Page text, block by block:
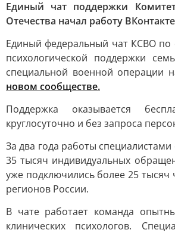
Единый чат поддержки
Отечества начал работу ВКонтакте
Единый федеральный чат КСВО по
психологической поддержки
специальной военной операции
новом сообществе.
Поддержка оказывается
круглосуточно и без запроса
За два года работы
35 тысяч индивидуальных
уже подключились более 25 тысяч
регионов России.
В чате работает команда
клинических психологов.